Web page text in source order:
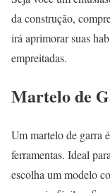
da construção,
irá aprimorar suas
empreitadas.
Martelo de
Um martelo de garra
ferramentas. Ideal
escolha um modelo